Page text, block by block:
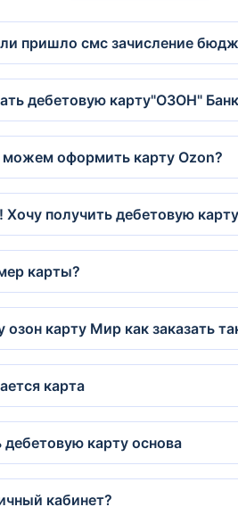
пришло смс зачисление
дебетовую карту"ОЗОН"
оформить карту Ozon?
Хочу получить дебетовую
карты?
озон карту Мир как заказать
карта
дебетовую карту основа
кабинет?